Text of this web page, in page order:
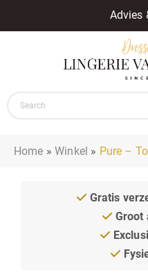
Advies
Home »Winkel » Pure –
Gratis
Groot